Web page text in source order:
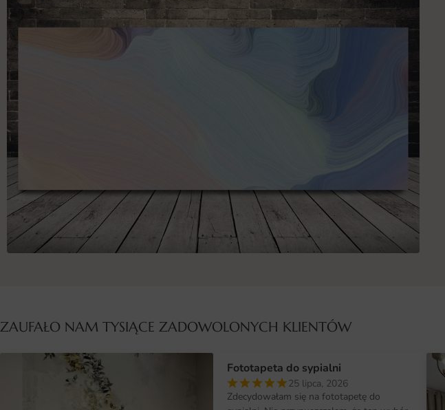
ZAUFAŁO NAM TYSIĄCE ZADOWOLONYCH KLIENTÓW
Fototapeta do sypialni
25 lipca, 2026
Zdecydowałam się na fototapetę do